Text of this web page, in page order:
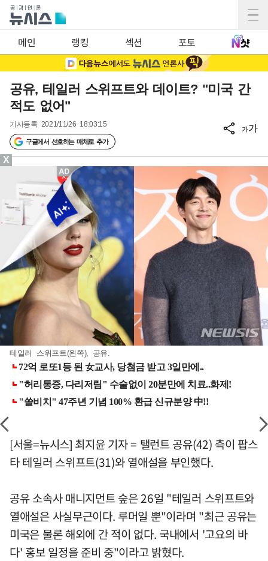
메인 랭킹 섹션 포토
공유, 테일러 스위프트와 데이트? "미국 간
적도 없어"
기사등록 2021/11/26 18:03:15
구글에서 선호하는 매체로 추가
가가
테일러 스위프트(왼쪽), 공유.
[서울=뉴시스] 최지윤 기자 = 탤런트 공유(42) 측이 팝스
타 테일러 스위프트(31)와 열애설을 부인했다.
공유 소속사 매니지먼트 숲은 26일 "테일러 스위프트와
열애설은 사실무근이다. 루머일 뿐"이라며 "최근 공유는
미국은 물론 해외에 간 적이 없다. 국내에서 '고요의 바
다' 홍보 일정을 준비 중"이라고 밝혔다.
X